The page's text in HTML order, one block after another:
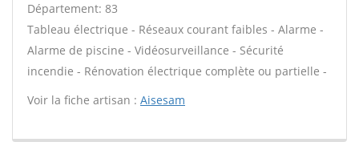
Département: 83
Tableau électrique - Réseaux courant faibles - Alarme -
Alarme de piscine - Vidéosurveillance - Sécurité
incendie - Rénovation électrique complète ou partielle -
Voir la fiche artisan : Aisesam